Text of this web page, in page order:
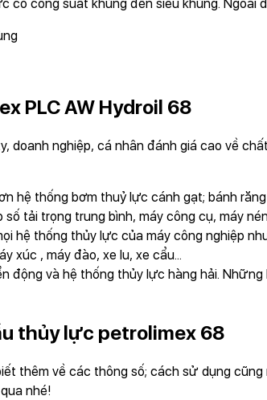
có công suất khủng đến siêu khủng.
PLC AW Hydroil 68
doanh nghiệp, cá nhân đánh giá cao về
hệ thống bơm thuỷ lực cánh gạt; bánh
tải trọng trung bình, máy công cụ, máy
hệ thống thủy lực của máy công nghiệp
xúc , máy đào, xe lu, xe cẩu...
động và hệ thống thủy lực hàng hải.
thủy lực petrolimex 68
thêm về các thông số; cách sử dụng
nhé!